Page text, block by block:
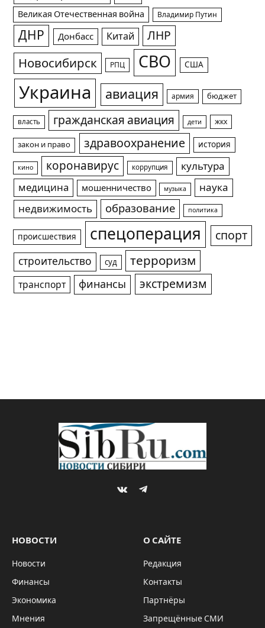
Великая Отечественная война Владимир Путин
ДНР Донбасс Китай ЛНР
Новосибирск РПЦ СВО США
Украина авиация армия бюджет
власть гражданская авиация дети жкх
закон и право здравоохранение история
кино коронавирус коррупция
культура
медицина
мошенничество музыка
наука
недвижимость
образование политика
происшествия спецоперация спорт
строительство суд терроризм
транспорт финансы экстремизм
VKontakteTelegram
НОВОСТИ
Новости
Финансы
Экономика
Мнения
О САЙТЕ
Редакция
Контакты
Партнёры
Запрещённые СМИ